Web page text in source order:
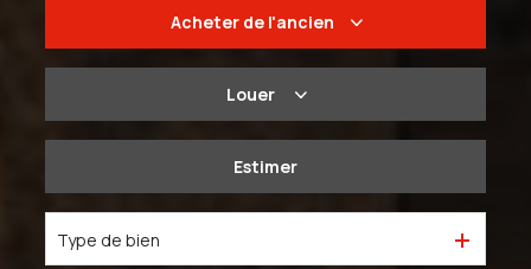
Acheter de l'ancien
Du neuf
Louer
De l'immo pro
Estimer
Type de bien